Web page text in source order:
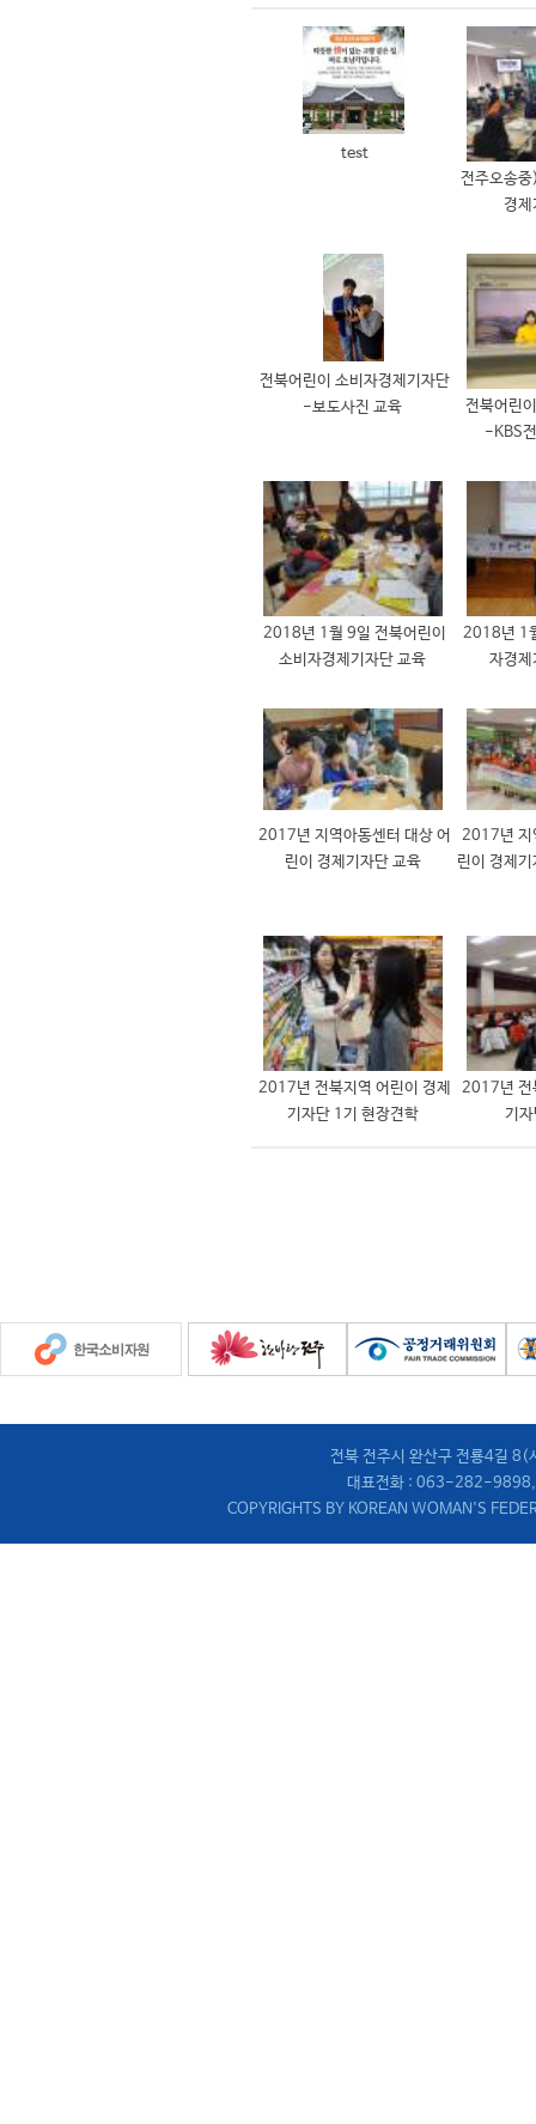
test
전주오송
경
전북어린이 소비자경제기자단
-보도사진 교육
전북어린
-KBS
2018년 1월 9일 전북어린이
소비자경제기자단 교육
2018년 1
자경
2017년 지역아동센터 대상 어
린이 경제기자단 교육
2017년 지
린이 경제
2017년 전북지역 어린이 경제
기자단 1기 현장견학
2017년 전
기
전북 전주시 완산구 전룡4길
대표전화 : 063-282-
COPYRIGHTS BY KOREAN WOMAN'S